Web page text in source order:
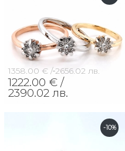
1358.00 € / 2656.02 лв.
1222.00 € /
2390.02 лв.
-10%